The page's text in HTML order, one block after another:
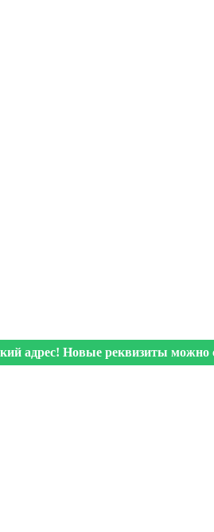
адрес! Новые реквизиты можно